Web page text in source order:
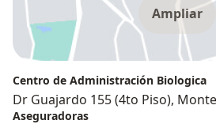
Ampliar
Centro de Administración Biologica
Dr Guajardo 155 (4to Piso),
Aseguradoras